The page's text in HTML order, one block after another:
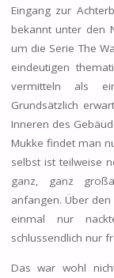
Eingang zur
bekannt unter den
um die Serie The
eindeutigen
vermitteln als
Grundsätzlich
Inneren des
Mukke findet man
selbst ist teilweise
ganz, ganz
anfangen. Über
einmal nur
schlussendlich nur
Das war wohl